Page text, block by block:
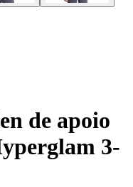
de apoio
3-